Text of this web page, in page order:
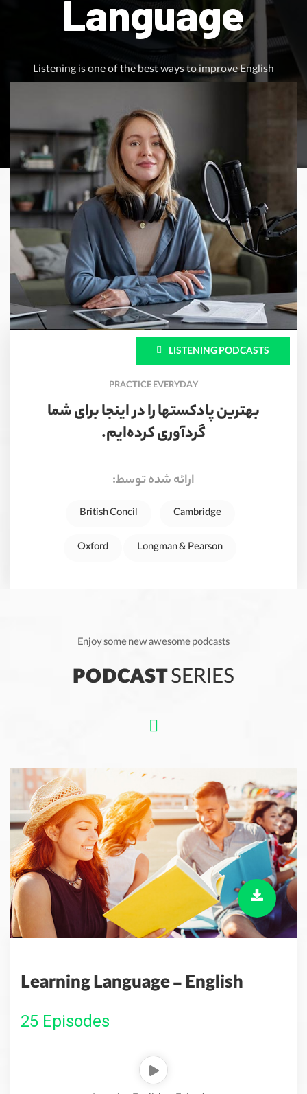
Language
Listening is one of the best ways to improve English
LISTENING PODCASTS
PRACTICE EVERYDAY
بهترین پادکستها را در اینجا برای شما
گردآوری کرده‌ایم.
ارائه شده توسط:
Cambridge
British Concil
Longman & Pearson
Oxford
Enjoy some new awesome podcasts
PODCASTSERIES
Learning Language - English
25 Episodes